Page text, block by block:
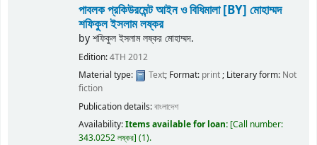
পাবলক প্রকিউরমেন্ট আইন ও বিধিমালা[BY] মোহাম্মদ
শফিকুল ইসলাম লষ্কর
byশফিকুল ইসলাম লষ্কর মোহাম্মদ.
Edition:4TH 2012
Material type:
Text; Format: print; Literary form: Not
fiction
Publication details:বাংলাদেশ
Availability:Items available for loan: Call number:
343.0252 লষ্কর (1).